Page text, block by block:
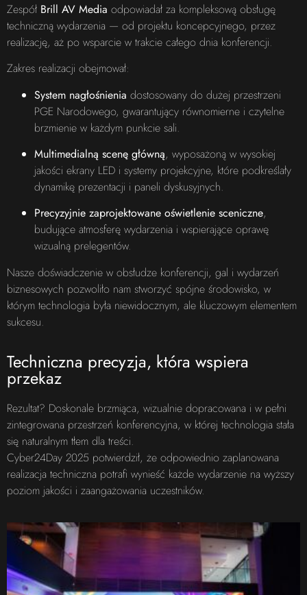
Zespół Brill AV Media odpowiadał za kompleksową obsługę
techniczną wydarzenia — od projektu koncepcyjnego, przez
realizację, aż po wsparcie w trakcie całego dnia konferencji.
Zakres realizacji obejmował:
System nagłośnienia dostosowany do dużej przestrzeni
PGE Narodowego, gwarantujący równomierne i czytelne
brzmienie w każdym punkcie sali.
Multimedialną scenę główną, wyposażoną w wysokiej
jakości ekrany LED i systemy projekcyjne, które podkreślały
dynamikę prezentacji i paneli dyskusyjnych.
Precyzyjnie zaprojektowane oświetlenie sceniczne,
budujące atmosferę wydarzenia i wspierające oprawę
wizualną prelegentów.
Nasze doświadczenie w obsłudze konferencji, gal i wydarzeń
biznesowych pozwoliło nam stworzyć spójne środowisko, w
którym technologia była niewidocznym, ale kluczowym elementem
sukcesu.
Techniczna precyzja, która wspiera
przekaz
Rezultat? Doskonale brzmiąca, wizualnie dopracowana i w pełni
zintegrowana przestrzeń konferencyjna, w której technologia stała
się naturalnym tłem dla treści.
Cyber24Day 2025 potwierdził, że odpowiednio zaplanowana
realizacja techniczna potrafi wynieść każde wydarzenie na wyższy
poziom jakości i zaangażowania uczestników.